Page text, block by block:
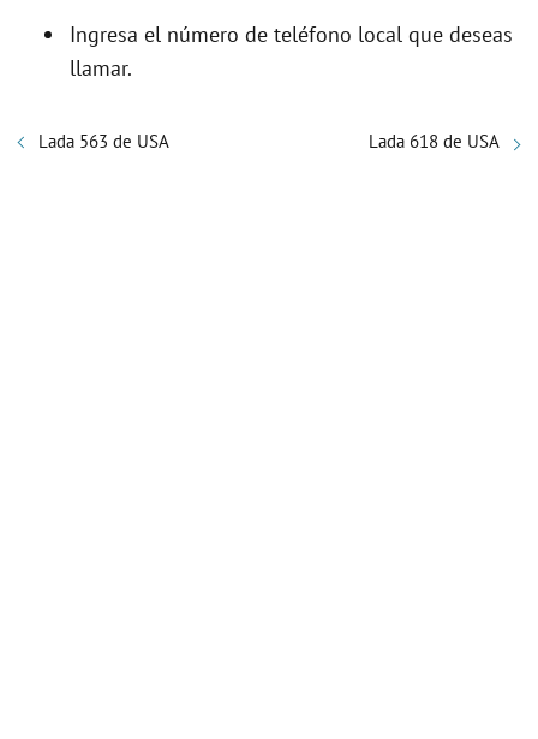
Ingresa el número de teléfono local que deseas
llamar.
Lada 563 de USA Lada 618 de USA